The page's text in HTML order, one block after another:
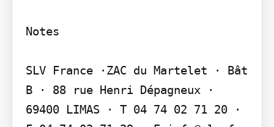
Notes
SLV France ·ZAC du Martelet · Bât
B · 88 rue Henri Dépagneux ·
69400 LIMAS · T 04 74 02 71 20 ·